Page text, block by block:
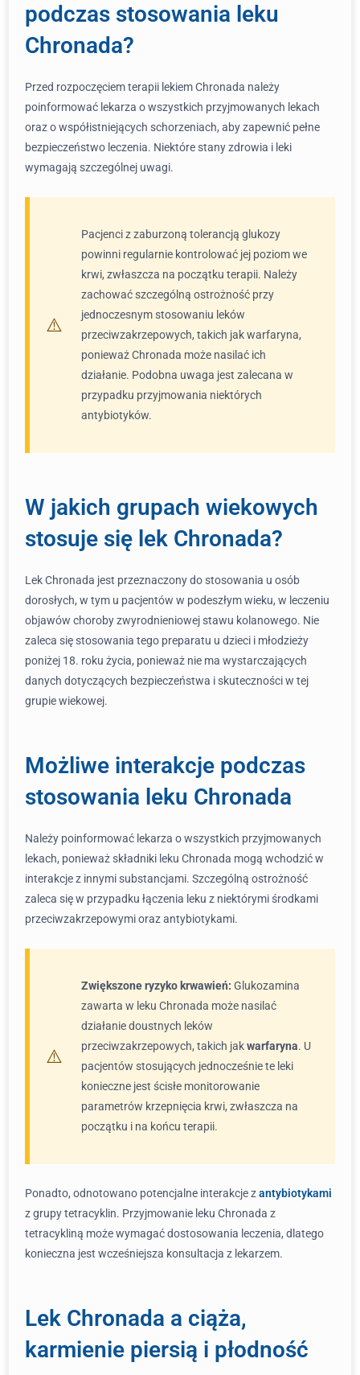
podczas stosowania leku
Chronada?
Przed rozpoczęciem terapii lekiem Chronada należy
poinformować lekarza o wszystkich przyjmowanych lekach
oraz o współistniejących schorzeniach, aby zapewnić pełne
bezpieczeństwo leczenia. Niektóre stany zdrowia i leki
wymagają szczególnej uwagi.
Pacjenci z zaburzoną tolerancją glukozy
powinni regularnie kontrolować jej poziom we
krwi, zwłaszcza na początku terapii. Należy
zachować szczególną ostrożność przy
jednoczesnym stosowaniu leków
przeciwzakrzepowych, takich jak warfaryna,
ponieważ Chronada może nasilać ich
działanie. Podobna uwaga jest zalecana w
przypadku przyjmowania niektórych
antybiotyków.
W jakich grupach wiekowych
stosuje się lek Chronada?
Lek Chronada jest przeznaczony do stosowania u osób
dorosłych, w tym u pacjentów w podeszłym wieku, w leczeniu
objawów choroby zwyrodnieniowej stawu kolanowego. Nie
zaleca się stosowania tego preparatu u dzieci i młodzieży
poniżej 18. roku życia, ponieważ nie ma wystarczających
danych dotyczących bezpieczeństwa i skuteczności w tej
grupie wiekowej.
Możliwe interakcje podczas
stosowania leku Chronada
Należy poinformować lekarza o wszystkich przyjmowanych
lekach, ponieważ składniki leku Chronada mogą wchodzić w
interakcje z innymi substancjami. Szczególną ostrożność
zaleca się w przypadku łączenia leku z niektórymi środkami
przeciwzakrzepowymi oraz antybiotykami.
Zwiększone ryzyko krwawień: Glukozamina
zawarta w leku Chronada może nasilać
działanie doustnych leków
przeciwzakrzepowych, takich jakwarfaryna. U
pacjentów stosujących jednocześnie te leki
konieczne jest ścisłe monitorowanie
parametrów krzepnięcia krwi, zwłaszcza na
początku i na końcu terapii.
Ponadto, odnotowano potencjalne interakcje zantybiotykami
z grupy tetracyklin. Przyjmowanie leku Chronada z
tetracykliną może wymagać dostosowania leczenia, dlatego
konieczna jest wcześniejsza konsultacja z lekarzem.
Lek Chronada a ciąża,
karmienie piersią i płodność